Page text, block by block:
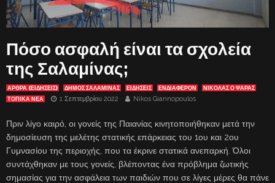
Πόσο ασφαλή είναι τα σχολεία
της Σαλαμίνας;
ΑΡΘΡΑ (ΕΙΔΗΣΕΙΣ) ΔΗΜΟΣ ΣΑΛΑΜΙΝΑΣ ΕΙΔΗΣΕΙΣ ΕΝΔΙΑΦΈΡΟΝ
ΝΙΚΟΛΑΣ Ο ΨΑΡΑΣ
ΤΟΠΙΚΑ ΝΕΑ
1 Σεπτεμβρίου 2022 Nikos Giannopoulos
Πριν λίγο καιρό, οι γονείς της Παιανίας κινητοποιήθηκαν μετά την
δημοσίευση της μελέτης στατικής επάρκειας του 1ου και 2ου
Γυμνασίου της περιοχής, που τα έκρινε στατικά ανεπαρκή. Όλοι
συντάχθηκαν με τους γονείς, βλέποντας ένα πρόβλημα ζωτικής
σημασίας για την ασφάλεια των παιδιών που σε λίγες μέρες θα πάνε